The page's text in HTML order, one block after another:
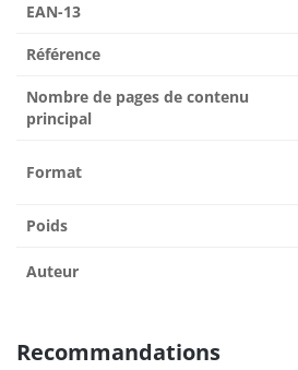
EAN-13
Référence
Nombre de pages de contenu
principal
Format
Poids
Auteur
Recommandations